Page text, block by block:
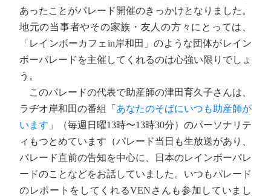
あったことがパレード開催のきっかけとなりました。
地元の当事者やその家族・友人の方々にとっては、
「レインボーカフェin岸和田」のような団体がレイン
ボーパレードを主催してくれるのは心強い限りでしょ
う。
このパレードの代表で助産師の津田育久子さんは、
ラヂオ岸和田の番組「 あなたのそばにいつも助産師が
います 」（毎週日曜13時〜13時30分）のパーソナリテ
ィもつとめています（パレード当日も生放送があり、
パレード直前の告知を中心に、日本のレインボーパレ
ードのことなどをお話していました。いつもパレード
のレポートをしてくれるVENさんも参加していまし